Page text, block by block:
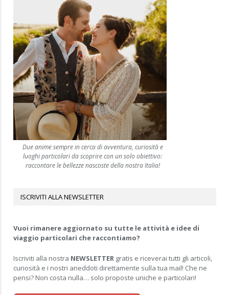
Due anime sempre in cerca di avventura, curiosità e
luoghi particolari da scoprire con un solo obiettivo:
raccontare le bellezze nascoste della nostra Italia!
ISCRIVITI ALLA NEWSLETTER
Vuoi rimanere aggiornato su tutte le attività e idee di
viaggio particolari che raccontiamo?
Iscriviti alla nostra NEWSLETTER gratis e riceverai tutti gli articoli,
curiosità e i nostri aneddoti direttamente sulla tua mail! Che ne
pensi? Non costa nulla… solo proposte uniche e particolari!